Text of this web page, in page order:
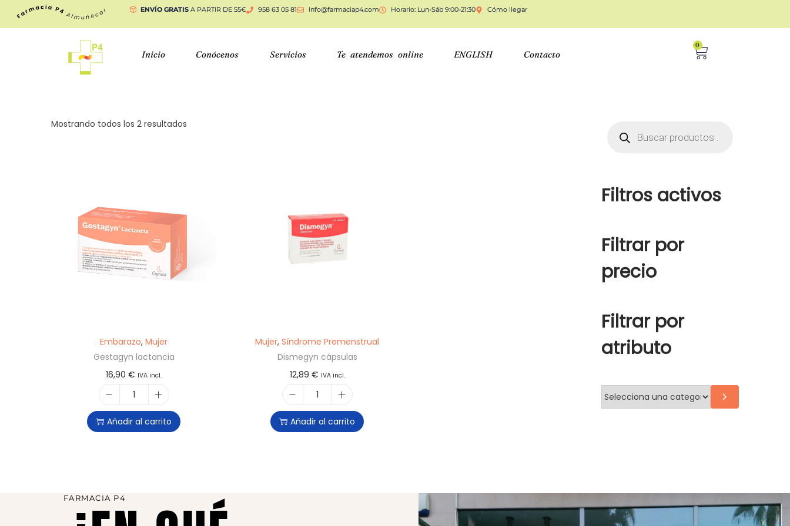
ENVÍO GRATIS A PARTIR DE 55€ 958 63 05 81 info@farmaciap4.com Horario: Lun-Sáb 9:00-21:30 Cómo llegar
Inicio Conócenos Servicios Te atendemos online ENGLISH Contacto
0
Mostrando todos los 2 resultados
Embarazo,Mujer
Gestagyn lactancia
16,90€ IVA incl.
Añadir al carrito
Mujer,Síndrome Premenstrual
Dismegyn cápsulas
12,89 € IVA incl.
Añadir al carrito
Filtros activos
Filtrar por
precio
Filtrar por
atributo
FARMACIA P4